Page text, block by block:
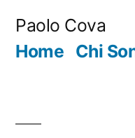
Paolo Cova
Home Chi